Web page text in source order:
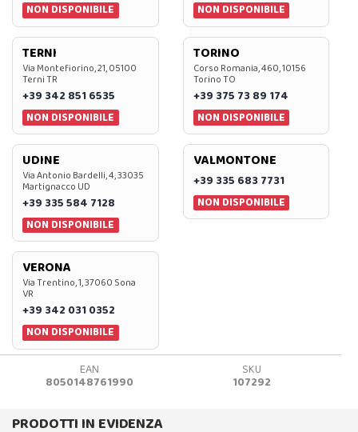
NON DISPONIBILE NON DISPONIBILE
TERNI
Via Montefiorino, 21, 05100
Terni TR
+39 342 851 6535
NON DISPONIBILE
TORINO
Corso Romania, 460, 10156
Torino TO
+39 375 73 89 174
NON DISPONIBILE
UDINE
Via Antonio Bardelli, 4, 33035
Martignacco UD
+39 335 584 7128
NON DISPONIBILE
VALMONTONE
+39 335 683 7731
NON DISPONIBILE
VERONA
Via Trentino, 1, 37060 Sona
VR
+39 342 031 0352
NON DISPONIBILE
EAN
8050148761990
SKU
107292
PRODOTTI IN EVIDENZA